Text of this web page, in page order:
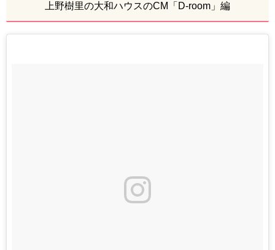
上野樹里の大和ハウスのCM「D-room」編